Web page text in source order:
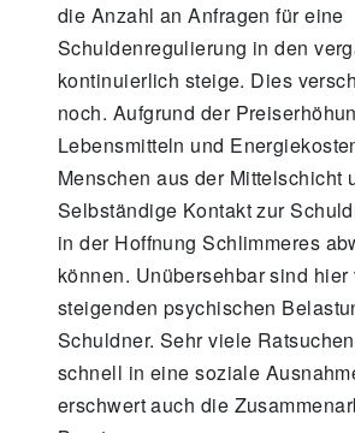
die Anzahl an Anfragen für eine
Schuldenregulierung in den
kontinuierlich steige. Dies
noch. Aufgrund der
Lebensmitteln und
Menschen aus der Mittelschicht
Selbständige Kontakt zur
in der Hoffnung Schlimmeres
können. Unübersehbar sind
steigenden psychischen
Schuldner. Sehr viele
schnell in eine soziale
erschwert auch die